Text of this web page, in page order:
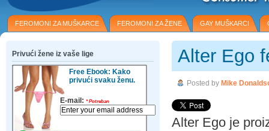
FEROMONI ZA MUŠKARCE FEROMONI ZA ŽENE GAY MUŠKARCI
Alter Ego
Posted by Mike
Alter Ego je
Privući žene iz vaše lige
Free Ebook: Kako
privući svaku ženu.
E-mail: *Potreban